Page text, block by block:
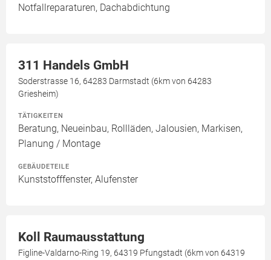
Notfallreparaturen, Dachabdichtung
311 Handels GmbH
Soderstrasse 16, 64283 Darmstadt (6km von 64283
Griesheim)
TÄTIGKEITEN
Beratung, Neueinbau, Rollläden, Jalousien, Markisen,
Planung / Montage
GEBÄUDETEILE
Kunststofffenster, Alufenster
Koll Raumausstattung
Figline-Valdarno-Ring 19, 64319 Pfungstadt (6km von 64319